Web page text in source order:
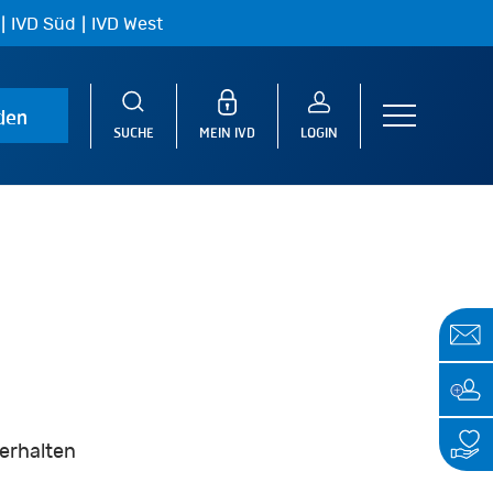
| IVD Süd | IVD West
SUCHE MEIN IVD LOGIN
Menu